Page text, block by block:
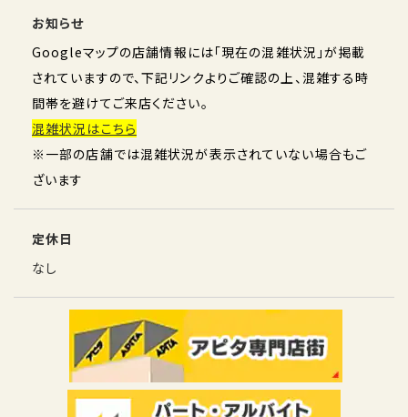
お知らせ
Googleマップの店舗情報には「現在の混雑状況」が掲載
されていますので、下記リンクよりご確認の上、混雑する時
間帯を避けてご来店ください。
混雑状況はこちら
※一部の店舗では混雑状況が表示されていない場合もご
ざいます
定休日
なし